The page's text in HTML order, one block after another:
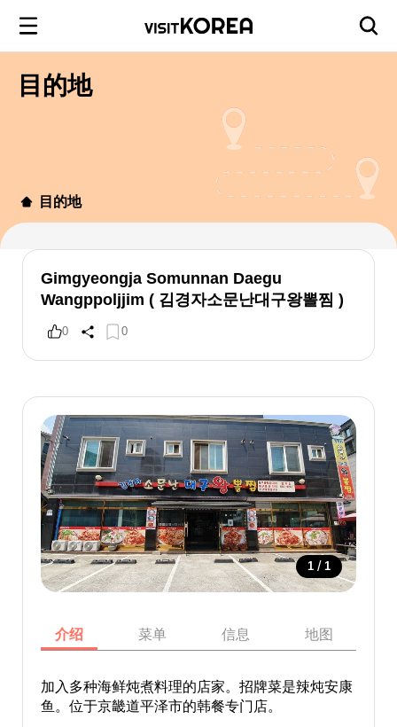
目的地
目的地
Gimgyeongja Somunnan Daegu
Wangppoljjim ( 김경자소문난대구왕뽈찜 )
0 0
1 / 1
介绍 菜单 信息 地图
加入多种海鲜炖煮料理的店家。招牌菜是辣炖安康
鱼。位于京畿道平泽市的韩餐专门店。